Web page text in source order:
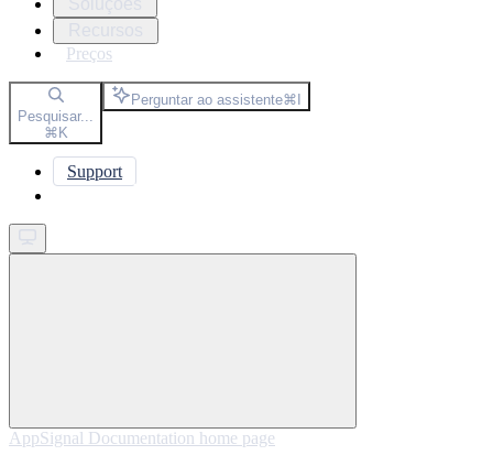
Preços
Pesquisar...
⌘K
Perguntar ao assistente⌘I
Support
AppSignal Documentation home page